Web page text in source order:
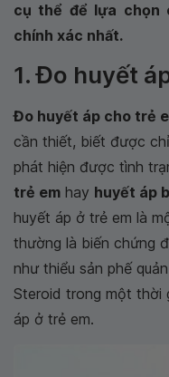
cụ thể để lựa chọn
chính xác nhất.
1. Đo huyết
Đo huyết áp cho trẻ
cần thiết, biết được
phát hiện được tình
trẻ em hay huyết áp
huyết áp ở trẻ em là
thường là biến chứng
như thiểu sản phế
Steroid trong một thời
áp ở trẻ em.